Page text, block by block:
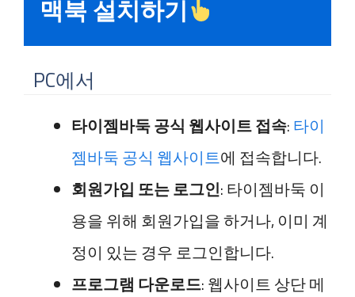
맥북 설치하기
PC에서
타이젬바둑 공식 웹사이트 접속:타이
젬바둑 공식 웹사이트에 접속합니다.
회원가입 또는 로그인: 타이젬바둑 이
용을 위해 회원가입을 하거나, 이미 계
정이 있는 경우 로그인합니다.
프로그램 다운로드: 웹사이트 상단 메